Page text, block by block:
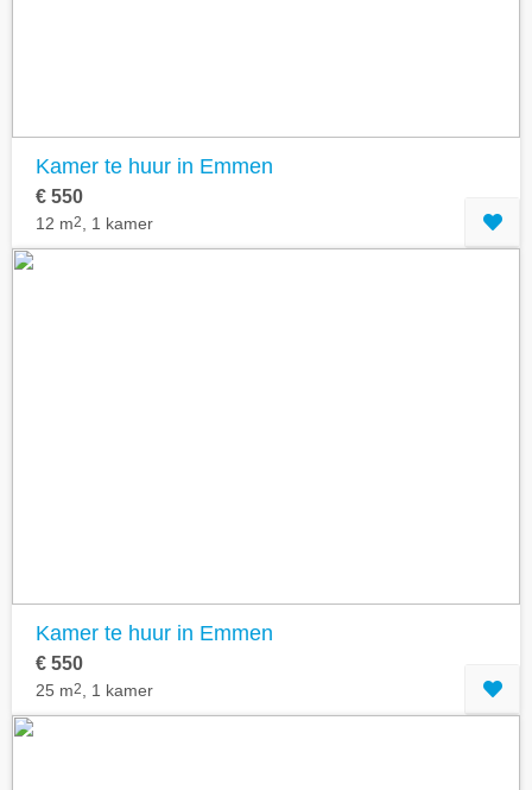
Kamer te huur in Emmen
€ 550
12 m2 , 1 kamer
Kamer te huur in Emmen
€ 550
25 m2 , 1 kamer